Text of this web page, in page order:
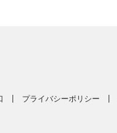
プライバシーポリシー